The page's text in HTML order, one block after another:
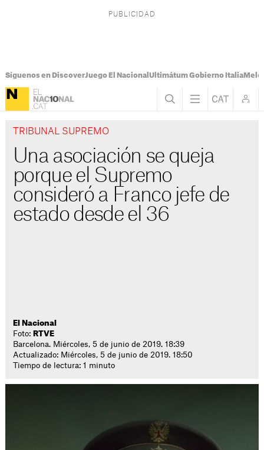
Síguenos en DiscoverJuego El Nacional Ultimátum Gobierno Italia
TRIBUNAL SUPREMO
Una asociación se queja
porque el Supremo
consideró a Franco jefe de
estado desde el 36
El Nacional
Foto: RTVE
Barcelona. Miércoles, 5 de junio de 2019. 18:39
Actualizado: Miércoles, 5 de junio de 2019. 18:50
Tiempo de lectura: 1 minuto